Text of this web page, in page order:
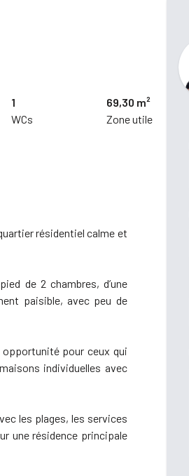
1
WCs
69,30 m²
Zone utile
résidentiel calme et
de 2 chambres, d’une
paisible, avec peu de
pour ceux qui
individuelles avec
les plages, les services
une résidence principale